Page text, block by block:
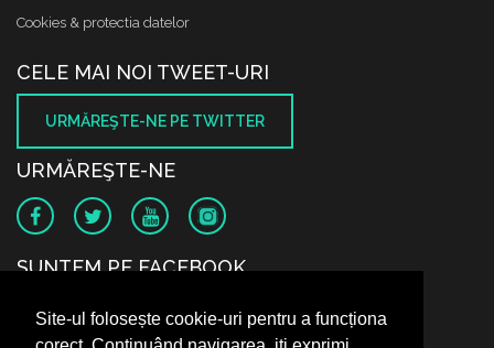
Site-ul folosește cookie-uri pentru a funcționa
Cookies & protectia datelor
CELE MAI NOI TWEET-URI
URMĂREŞTE-NE PE TWITTER
URMĂREŞTE-NE
SUNTEM PE FACEBOOK